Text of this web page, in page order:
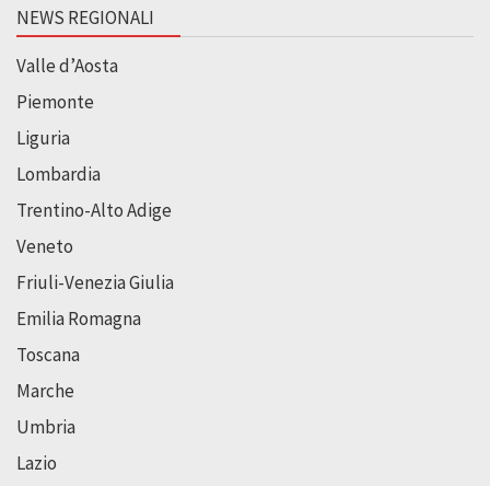
NEWS REGIONALI
Valle d’Aosta
Piemonte
Liguria
Lombardia
Trentino-Alto Adige
Veneto
Friuli-Venezia Giulia
Emilia Romagna
Toscana
Marche
Umbria
Lazio